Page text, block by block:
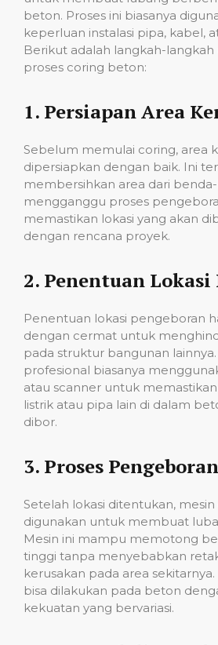
beton. Proses ini biasanya
keperluan instalasi pipa, kabel,
Berikut adalah langkah-
proses coring beton:
1. Persiapan Area
Sebelum memulai coring, area
dipersiapkan dengan baik. Ini
membersihkan area dari
mengganggu proses
memastikan lokasi yang akan
dengan rencana proyek.
2. Penentuan Lokasi
Penentuan lokasi pengeboran
dengan cermat untuk
pada struktur bangunan lainnya.
profesional biasanya
atau scanner untuk
listrik atau pipa lain di dalam
dibor.
3. Proses Pengeboran
Setelah lokasi ditentukan,
digunakan untuk membuat
Mesin ini mampu memotong
tinggi tanpa menyebabkan
kerusakan pada area sekitarnya.
bisa dilakukan pada beton
kekuatan yang bervariasi.